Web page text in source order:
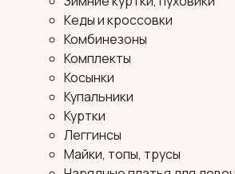
Кеды и кроссовки
Комбинезоны
Комплекты
Косынки
Купальники
Куртки
Леггинсы
Майки, топы, трусы